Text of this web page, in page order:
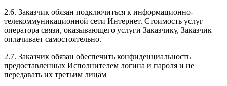
2.6. Заказчик обязан подключиться к информационно-
телекоммуникационной сети Интернет. Стоимость услуг
оператора связи, оказывающего услуги Заказчику, Заказчик
оплачивает самостоятельно.
2.7. Заказчик обязан обеспечить конфиденциальность
предоставленных Исполнителем логина и пароля и не
передавать их третьим лицам